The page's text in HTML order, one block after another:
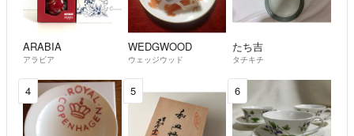
ARABIA
アラビア
WEDGWOOD
ウェッジウッド
たち吉
タチキチ
4 5 6